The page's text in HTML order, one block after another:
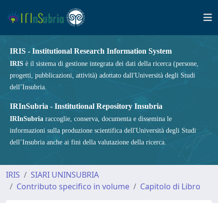
IRIS - Institutional Research Information System
IRIS è il sistema di gestione integrata dei dati della ricerca (persone,
progetti, pubblicazioni, attività) adottato dall'Università degli Studi
dell’Insubria.
IRInSubria - Institutional Repository Insubria
IRInSubria raccoglie, conserva, documenta e dissemina le
informazioni sulla produzione scientifica dell'Università degli Studi
dell’Insubria anche ai fini della valutazione della ricerca.
IRIS
SIARI UNINSUBRIA
Contributo specifico in volume
Capitolo di Libro